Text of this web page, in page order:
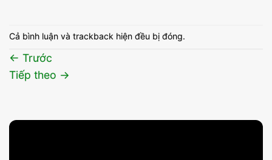
Cả bình luận và trackback hiện đều bị đóng.
← Trước
Tiếp theo →